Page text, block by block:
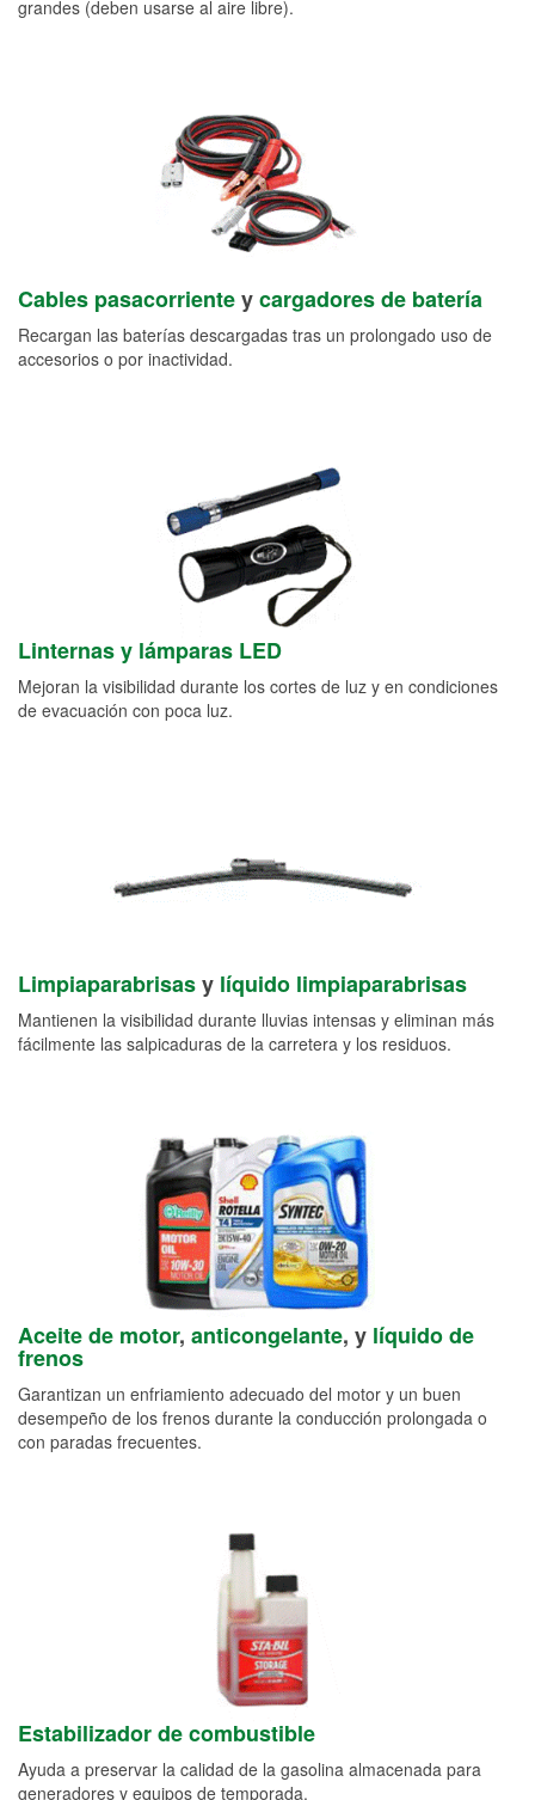
grandes (deben usarse al aire libre).
Cables pasacorrienteycargadores de batería
Recargan las baterías descargadas tras un prolongado uso de
accesorios o por inactividad.
Linternas y lámparas LED
Mejoran la visibilidad durante los cortes de luz y en condiciones
de evacuación con poca luz.
Limpiaparabrisasy líquido limpiaparabrisas
Mantienen la visibilidad durante lluvias intensas y eliminan más
fácilmente las salpicaduras de la carretera y los residuos.
Aceite de motor, anticongelante, y líquido de
frenos
Garantizan un enfriamiento adecuado del motor y un buen
desempeño de los frenos durante la conducción prolongada o
con paradas frecuentes.
Estabilizador de combustible
Ayuda a preservar la calidad de la gasolina almacenada para
generadores y equipos de temporada.